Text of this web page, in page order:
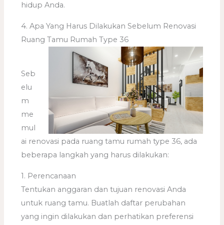
hidup Anda.
4. Apa Yang Harus Dilakukan Sebelum Renovasi
Ruang Tamu Rumah Type 36
Seb
elu
m
me
mul
ai renovasi pada ruang tamu rumah type 36, ada
beberapa langkah yang harus dilakukan:
1. Perencanaan
Tentukan anggaran dan tujuan renovasi Anda
untuk ruang tamu. Buatlah daftar perubahan
yang ingin dilakukan dan perhatikan preferensi